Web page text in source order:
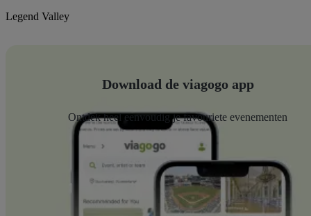
Legend Valley
Download de viagogo app
Ontdek heel eenvoudig je favouriete evenementen